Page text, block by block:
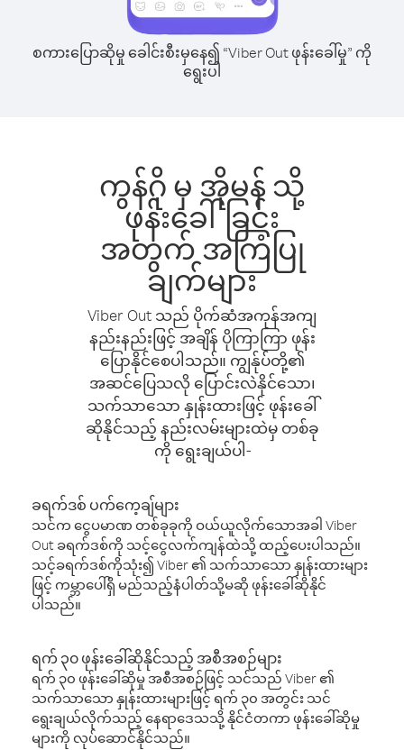
စကားပြောဆိုမှု ခေါင်းစီးမှနေ၍ “Viber Out ဖုန်းခေါ်မှု” ကို
ရွေးပါ
ကွန်ဂို မှ အိုမန် သို့
ဖုန်းခေါ်ခြင်း
အတွက် အကြံပြု
ချက်များ
Viber Out သည် ပိုက်ဆံအကုန်အကျ
နည်းနည်းဖြင့် အချိန် ပိုကြာကြာ ဖုန်း
ပြောနိုင်စေပါသည်။ ကျွန်ုပ်တို့၏
အဆင်ပြေသလို ပြောင်းလဲနိုင်သော၊
သက်သာသော နှုန်းထားဖြင့် ဖုန်းခေါ်
ဆိုနိုင်သည့် နည်းလမ်းများထဲမှ တစ်ခု
ကို ရွေးချယ်ပါ-
ခရက်ဒစ် ပက်ကေ့ချ်များ
သင်က ငွေပမာဏ တစ်ခုခုကို ဝယ်ယူလိုက်သောအခါ Viber
Out ခရက်ဒစ်ကို သင့်ငွေလက်ကျန်ထဲသို့ ထည့်ပေးပါသည်။
သင့်ခရက်ဒစ်ကိုသုံး၍ Viber ၏ သက်သာသော နှုန်းထားများ
ဖြင့် ကမ္ဘာပေါ်ရှိ မည်သည့်နံပါတ်သို့မဆို ဖုန်းခေါ်ဆိုနိုင်
ပါသည်။
ရက် ၃၀ ဖုန်းခေါ်ဆိုနိုင်သည့် အစီအစဉ်များ
ရက် ၃၀ ဖုန်းခေါ်ဆိုမှု အစီအစဉ်ဖြင့် သင်သည် Viber ၏
သက်သာသော နှုန်းထားများဖြင့် ရက် ၃၀ အတွင်း သင်
ရွေးချယ်လိုက်သည့် နေရာဒေသသို့ နိုင်ငံတကာ ဖုန်းခေါ်ဆိုမှု
များကို လုပ်ဆောင်နိုင်သည်။